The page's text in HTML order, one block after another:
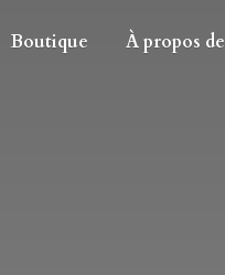
Boutique À propos de